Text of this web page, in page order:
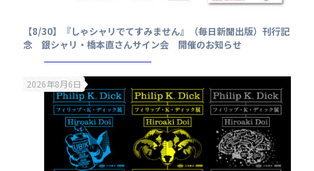
【8/30】『しゃシャリでてすみません』（毎日新聞出版）刊行記
念 銀シャリ・橋本直さんサイン会 開催のお知らせ
2026年8月6日